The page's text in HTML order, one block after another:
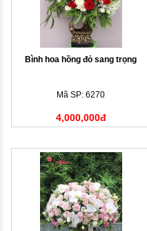
Bình hoa hồng đỏ sang trọng
Mã SP: 6270
4,000,000đ